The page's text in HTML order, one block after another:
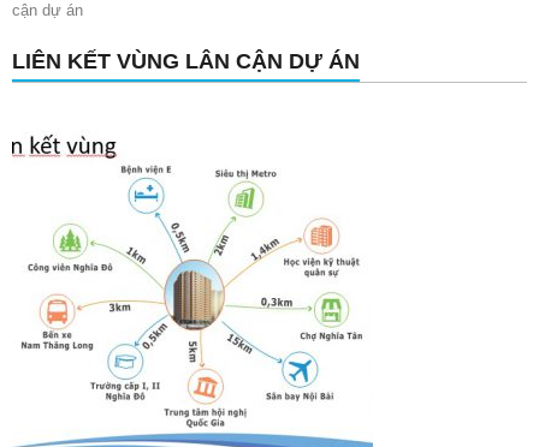
cận dự án
LIÊN KẾT VÙNG LÂN CẬN DỰ ÁN